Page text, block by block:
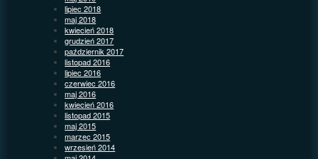
lipiec 2018
maj 2018
kwiecień 2018
grudzień 2017
październik 2017
listopad 2016
lipiec 2016
czerwiec 2016
maj 2016
kwiecień 2016
listopad 2015
maj 2015
marzec 2015
wrzesień 2014